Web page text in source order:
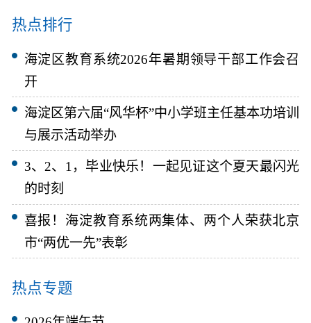
热点排行
海淀区教育系统2026年暑期领导干部工作会召
开
海淀区第六届“风华杯”中小学班主任基本功培训
与展示活动举办
3、2、1，毕业快乐！一起见证这个夏天最闪光
的时刻
喜报！海淀教育系统两集体、两个人荣获北京
市“两优一先”表彰
热点专题